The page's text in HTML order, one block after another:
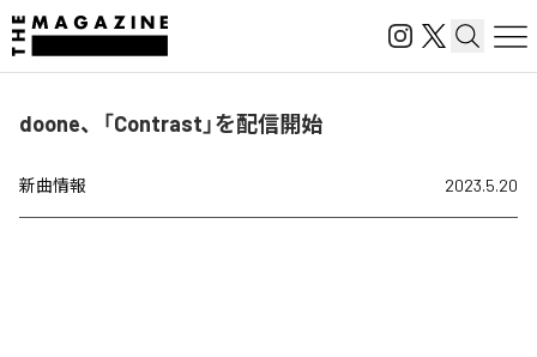
doone、「Contrast」を配信開始
新曲情報 2023.5.20